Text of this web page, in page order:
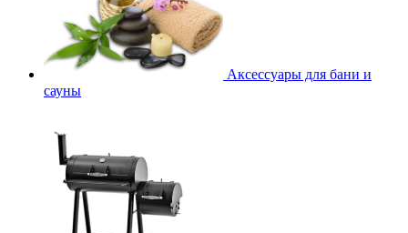
Аксессуары для бани и
сауны